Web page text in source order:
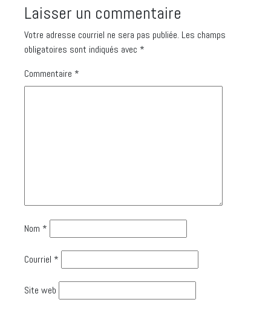
Laisser un commentaire
Votre adresse courriel ne sera pas publiée. Les champs
obligatoires sont indiqués avec *
Commentaire *
Nom *
Courriel *
Site web